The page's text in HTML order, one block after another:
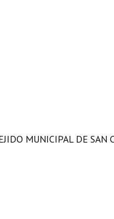
MUNICIPAL DE SAN